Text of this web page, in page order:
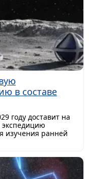
в составе
году доставит на
изучения ранней